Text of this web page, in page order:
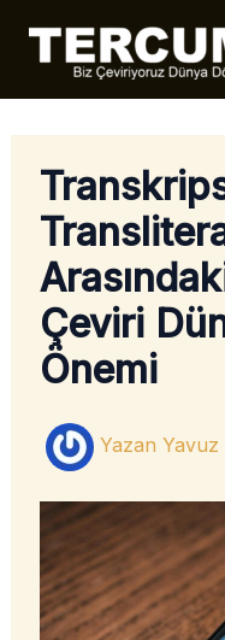
atla
Çeviri
Önemi
Yazan Yavuz